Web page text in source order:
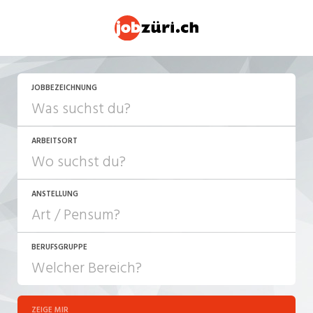
JOBBEZEICHNUNG
ARBEITSORT
ANSTELLUNG
JOB-TYP
Festanstellung
BERUFSGRUPPE
ZEIGE MIR